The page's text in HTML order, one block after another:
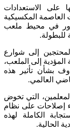
على الاستعدادات
2026، بعدما شهدت العاصمة المكسيكية
في محيط ملعب
للبطولة.
إلى شوارع
إلى الملعب،
بشأن تأثير هذه
العالمي.
التي تخوض
إصلاحات على نظام
الكاملة لهذه
الحالية.